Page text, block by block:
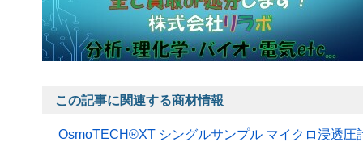
この記事に関連する商材情報
OsmoTECH®XT シングルサンプル マイクロ浸透